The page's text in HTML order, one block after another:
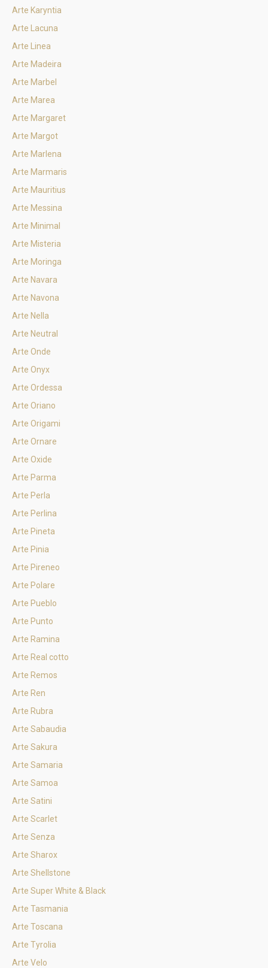
Arte Karyntia
Arte Lacuna
Arte Linea
Arte Madeira
Arte Marbel
Arte Marea
Arte Margaret
Arte Margot
Arte Marlena
Arte Marmaris
Arte Mauritius
Arte Messina
Arte Minimal
Arte Misteria
Arte Moringa
Arte Navara
Arte Navona
Arte Nella
Arte Neutral
Arte Onde
Arte Onyx
Arte Ordessa
Arte Oriano
Arte Origami
Arte Ornare
Arte Oxide
Arte Parma
Arte Perla
Arte Perlina
Arte Pineta
Arte Pinia
Arte Pireneo
Arte Polare
Arte Pueblo
Arte Punto
Arte Ramina
Arte Real cotto
Arte Remos
Arte Ren
Arte Rubra
Arte Sabaudia
Arte Sakura
Arte Samaria
Arte Samoa
Arte Satini
Arte Scarlet
Arte Senza
Arte Sharox
Arte Shellstone
Arte Super White & Black
Arte Tasmania
Arte Toscana
Arte Tyrolia
Arte Velo